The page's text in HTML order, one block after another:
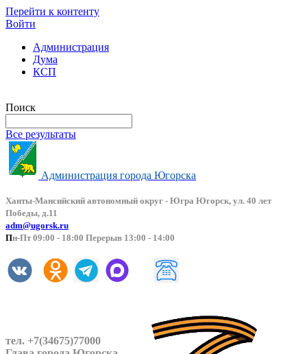
Перейти к контенту
Войти
Администрация
Дума
КСП
Поиск
Все результаты
Администрация города Югорска
Ханты-Мансийский автономный округ - Югра Югорск, ул. 40 лет
Победы, д.11
adm@ugorsk.ru
Пн-Пт 09:00 - 18:00 Перерыв 13:00 - 14:00
тел. +7(34675)77000